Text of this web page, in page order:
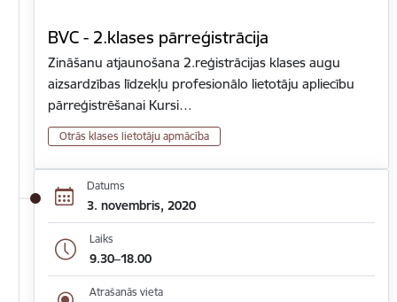
BVC - 2.klases pārreģistrācija
Zināšanu atjaunošana 2.reģistrācijas klases augu
aizsardzības līdzekļu profesionālo lietotāju apliecību
pārreģistrēšanai Kursi…
Otrās klases lietotāju apmācība
Datums
3. novembris, 2020
Laiks
9.30–18.00
Atrašanās vieta